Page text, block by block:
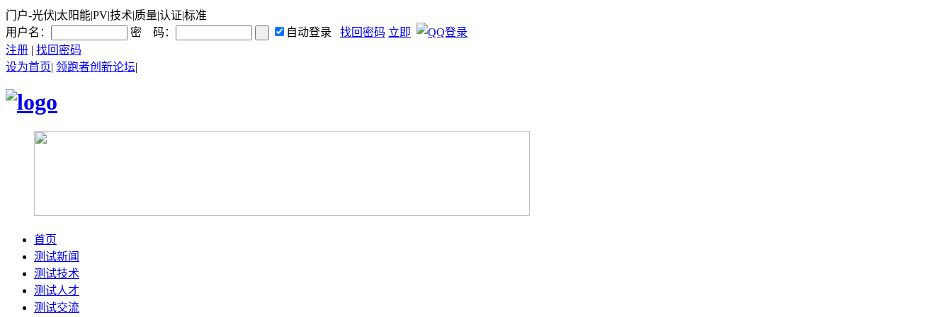
门户-光伏|太阳能|PV|技术|质量|认证|标准
用户名：
密 码： 自动登录 找回密码 立即
注册 | 找回密码
设为首页| 领跑者创新论坛|
首页
测试新闻
测试技术
测试人才
测试交流